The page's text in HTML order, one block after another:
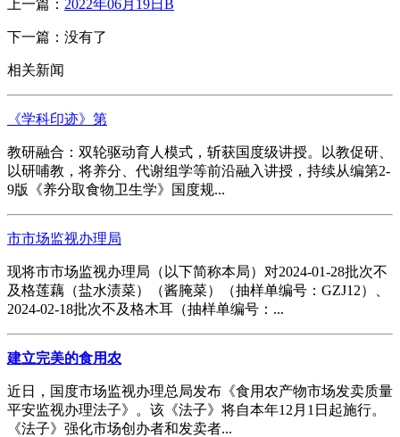
上一篇： 2022年06月19日B
下一篇：没有了
相关新闻
《学科印迹》第
教研融合：双轮驱动育人模式，斩获国度级讲授。以教促研、
以研哺教，将养分、代谢组学等前沿融入讲授，持续从编第2-
9版《养分取食物卫生学》国度规...
市市场监视办理局
现将市市场监视办理局（以下简称本局）对2024-01-28批次不
及格莲藕（盐水渍菜）（酱腌菜）（抽样单编号：GZJ12）、
2024-02-18批次不及格木耳（抽样单编号：...
建立完美的食用农
近日，国度市场监视办理总局发布《食用农产物市场发卖质量
平安监视办理法子》。该《法子》将自本年12月1日起施行。
《法子》强化市场创办者和发卖者...